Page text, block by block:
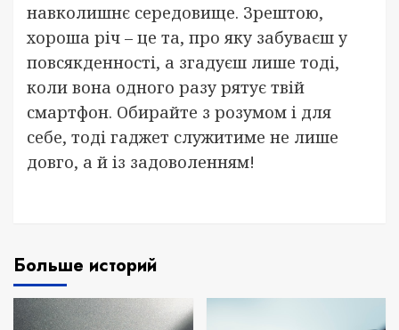
навколишнє середовище. Зрештою,
хороша річ – це та, про яку забуваєш у
повсякденності, а згадуєш лише тоді,
коли вона одного разу рятує твій
смартфон. Обирайте з розумом і для
себе, тоді гаджет служитиме не лише
довго, а й із задоволенням!
Больше историй